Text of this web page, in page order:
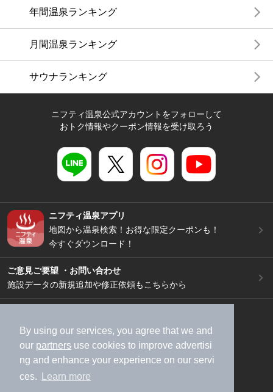
By using our services, you agree that we and
our partners use cookies to improve advertisi
ng and enhance your experience on our servi
ces.
Learn more
年間温泉ランキング
月間温泉ランキング
サウナランキング
ニフティ温泉公式アカウントをフォローして
おトク情報やクーポン情報を受け取ろう
ニフティ温泉アプリ
地図から温泉検索！お得な限定クーポンも！
今すぐダウンロード！
ご意見ご要望 ・お問い合わせ
施設データの新規追加や修正依頼もこちらから
加盟店募集（資料請求）
広告出稿のご案内
利用規約
ライフスタイルMEMBERS+規約
特定商取引法に基づく表記
ヘルプ
採用情報
運営会社